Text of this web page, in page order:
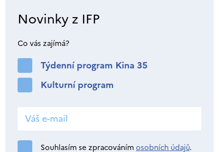
Novinky z IFP
Co vás zajímá?
Týdenní program Kina 35
Kulturní program
Souhlasím se zpracováním osobních údajů.